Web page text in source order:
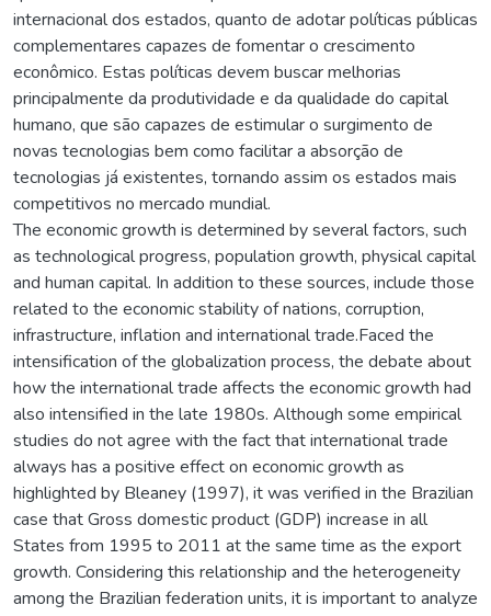
internacional dos estados, quanto de adotar políticas públicas
complementares capazes de fomentar o crescimento
econômico. Estas políticas devem buscar melhorias
principalmente da produtividade e da qualidade do capital
humano, que são capazes de estimular o surgimento de
novas tecnologias bem como facilitar a absorção de
tecnologias já existentes, tornando assim os estados mais
competitivos no mercado mundial.
The economic growth is determined by several factors, such
as technological progress, population growth, physical capital
and human capital. In addition to these sources, include those
related to the economic stability of nations, corruption,
infrastructure, inflation and international trade.Faced the
intensification of the globalization process, the debate about
how the international trade affects the economic growth had
also intensified in the late 1980s. Although some empirical
studies do not agree with the fact that international trade
always has a positive effect on economic growth as
highlighted by Bleaney (1997), it was verified in the Brazilian
case that Gross domestic product (GDP) increase in all
States from 1995 to 2011 at the same time as the export
growth. Considering this relationship and the heterogeneity
among the Brazilian federation units, it is important to analyze